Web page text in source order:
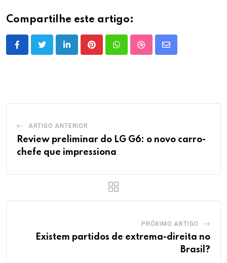
Compartilhe este artigo:
LinkedInPinterestWhatsappStumbleUpon
Share
ARTIGO ANTERIOR
Review preliminar do LG G6: o novo carro-
chefe que impressiona
PRÓXIMO ARTIGO
Existem partidos de extrema-direita no
Brasil?